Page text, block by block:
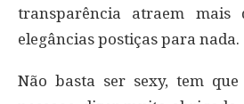
transparência atraem mais
elegâncias postiças para nada.
Não basta ser sexy, tem